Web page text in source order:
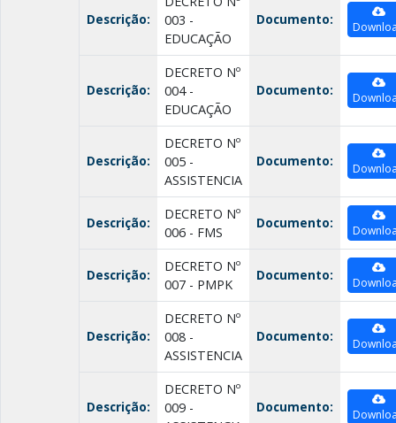
Descrição:
003 -
EDUCAÇÃO
Documento:
Descrição:
DECRETO Nº
004 -
EDUCAÇÃO
Documento:
Descrição:
DECRETO Nº
005 -
ASSISTENCIA
Documento:
Descrição:
DECRETO Nº
006 - FMS
Documento:
Descrição:
DECRETO Nº
007 - PMPK
Documento:
Descrição:
DECRETO Nº
008 -
ASSISTENCIA
Documento:
Descrição:
DECRETO Nº
009 -
Documento: